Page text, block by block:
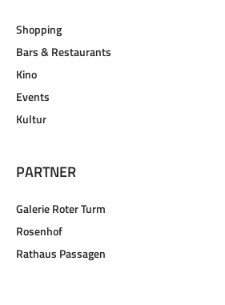
Shopping
Bars & Restaurants
Kino
Events
Kultur
PARTNER
Galerie Roter Turm
Rosenhof
Rathaus Passagen